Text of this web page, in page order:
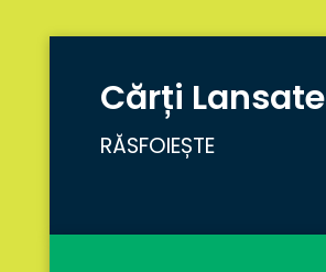
Cărți Lansate
RĂSFOIEȘTE